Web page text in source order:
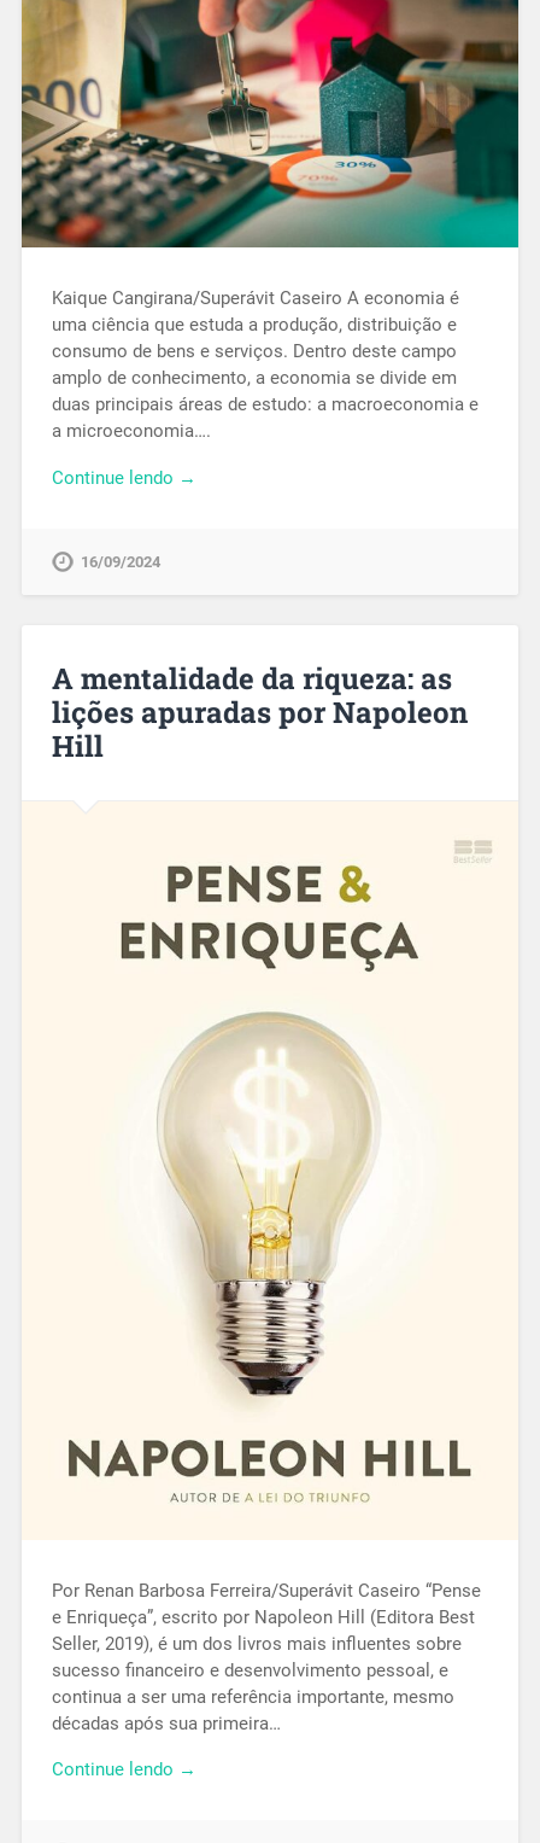
Kaique Cangirana/Superávit Caseiro A economia é
uma ciência que estuda a produção, distribuição e
consumo de bens e serviços. Dentro deste campo
amplo de conhecimento, a economia se divide em
duas principais áreas de estudo: a macroeconomia e
a microeconomia….
Continue lendo →
16/09/2024
A mentalidade da riqueza: as
lições apuradas por Napoleon
Hill
Por Renan Barbosa Ferreira/Superávit Caseiro “Pense
e Enriqueça”, escrito por Napoleon Hill (Editora Best
Seller, 2019), é um dos livros mais influentes sobre
sucesso financeiro e desenvolvimento pessoal, e
continua a ser uma referência importante, mesmo
décadas após sua primeira…
Continue lendo →